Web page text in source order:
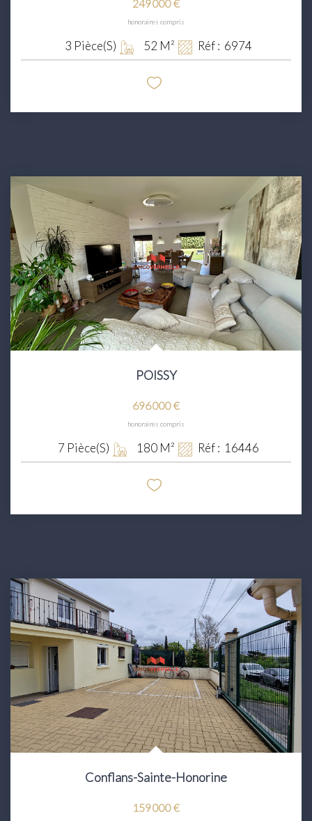
249 000 €
honoraires compris
3 Pièce(s) 52 M² Réf : 6974
POISSY
696 000 €
honoraires compris
7 Pièce(s) 180 M² Réf : 16446
Conflans-Sainte-Honorine
159 000 €